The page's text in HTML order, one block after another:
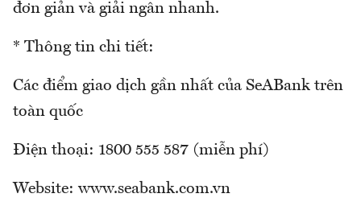
đơn giản và giải ngân nhanh.
* Thông tin chi tiết:
Các điểm giao dịch gần nhất của SeABank trên
toàn quốc
Điện thoại: 1800 555 587 (miễn phí)
Website: www.seabank.com.vn